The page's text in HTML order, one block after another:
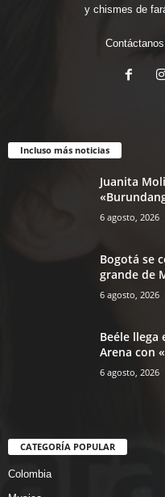
y chismes de
Incluso más noticias
Juanita
6 agosto, 2026
Bogotá se
grande de
6 agosto, 2026
Beéle llega
Arena con
6 agosto, 2026
CATEGORÍA POPULAR
Colombia